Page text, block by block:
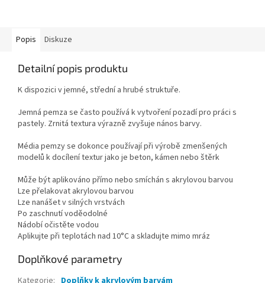
Popis Diskuze
Detailní popis produktu
K dispozici v jemné, střední a hrubé struktuře.
Jemná pemza se často používá k vytvoření pozadí pro práci s
pastely. Zrnitá textura výrazně zvyšuje nános barvy.
Média pemzy se dokonce používají při výrobě zmenšených
modelů k docílení textur jako je beton, kámen nebo štěrk
Může být aplikováno přímo nebo smíchán s akrylovou barvou
Lze přelakovat akrylovou barvou
Lze nanášet v silných vrstvách
Po zaschnutí voděodolné
Nádobí očistěte vodou
Aplikujte při teplotách nad 10°C a skladujte mimo mráz
Doplňkové parametry